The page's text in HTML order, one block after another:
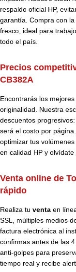
respaldo oficial HP,
garantía. Compra con
fresco, ideal para
todo el país.
Precios
CB382A
Encontrarás los mejores
originalidad. Nuestra
descuentos
será el costo por
optimizar tus
en calidad HP y
Venta online de
rápido
Realiza tu venta en
SSL, múltiples medios
factura electrónica al
confirmas antes de las
anti-golpes para
tiempo real y recibe